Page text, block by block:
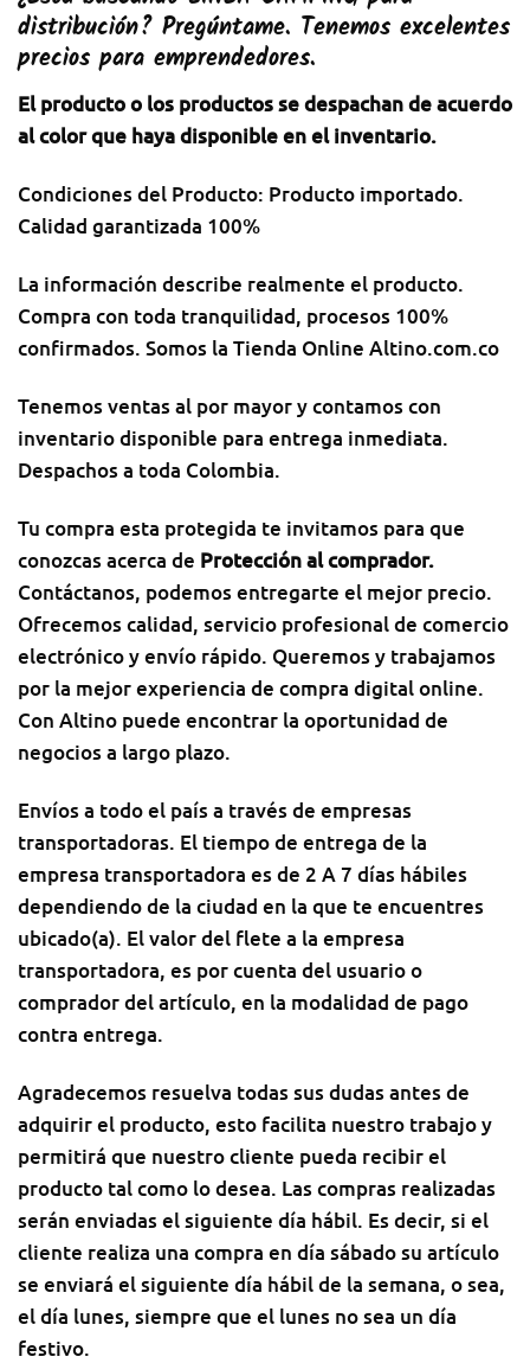
distribución? Pregúntame. Tenemos excelentes
precios para emprendedores.
El producto o los productos se despachan de acuerdo
al color que haya disponible en el inventario.
Condiciones del Producto: Producto importado.
Calidad garantizada 100%
La información describe realmente el producto.
Compra con toda tranquilidad, procesos 100%
confirmados. Somos la Tienda Online Altino.com.co
Tenemos ventas al por mayor y contamos con
inventario disponible para entrega inmediata.
Despachos a toda Colombia.
Tu compra esta protegida te invitamos para que
conozcas acerca de Protección al comprador.
Contáctanos, podemos entregarte el mejor precio.
Ofrecemos calidad, servicio profesional de comercio
electrónico y envío rápido. Queremos y trabajamos
por la mejor experiencia de compra digital online.
Con Altino puede encontrar la oportunidad de
negocios a largo plazo.
Envíos a todo el país a través de empresas
transportadoras. El tiempo de entrega de la
empresa transportadora es de 2 A 7 días hábiles
dependiendo de la ciudad en la que te encuentres
ubicado(a). El valor del flete a la empresa
transportadora, es por cuenta del usuario o
comprador del artículo, en la modalidad de pago
contra entrega.
Agradecemos resuelva todas sus dudas antes de
adquirir el producto, esto facilita nuestro trabajo y
permitirá que nuestro cliente pueda recibir el
producto tal como lo desea. Las compras realizadas
serán enviadas el siguiente día hábil. Es decir, si el
cliente realiza una compra en día sábado su artículo
se enviará el siguiente día hábil de la semana, o sea,
el día lunes, siempre que el lunes no sea un día
festivo.